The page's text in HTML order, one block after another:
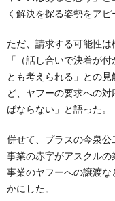
く解決を探る姿勢をアピ
ただ、請求する可能性
「（話し合いで決着が
とも考えられる」との
ど、ヤフーの要求への
ばならない」と語った。
併せて、プラスの今泉
事業の赤字がアスクル
事業のヤフーへの譲渡
かにした。